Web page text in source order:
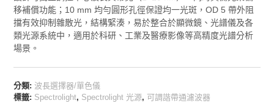
移補償功能；10 mm 均勻圓形孔徑保證均一光斑，OD 5 帶外阻
擋有效抑制雜散光，結構緊湊，易於整合於顯微鏡、光譜儀及各
類光源系統中，適用於科研、工業及醫療影像等高精度光譜分析
場景。
分類: 波長選擇器/單色儀
標籤: Spectrolight, Spectrolight 光源, 可調諧帶通濾波器